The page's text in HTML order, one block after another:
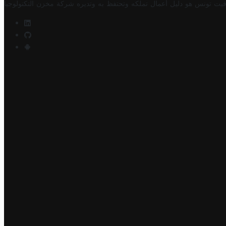
تونس هو دليل أعمال تملكه وتحتفظ به وتديره شركة مخزن التكنولوجيا